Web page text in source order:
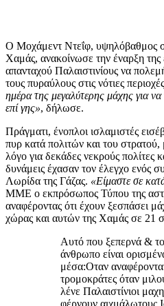
Ο Μοχάμεντ Ντεΐφ, υψηλόβαθμος
Χαμάς, ανακοίνωσε την έναρξη της
απανταχού Παλαιστινίους να
τους πυραύλους στις νότιες
ημέρα της μεγαλύτερης μάχης για να
επί γης», δήλωσε.
Πράγματι, ένοπλοι ισλαμιστές
πυρ κατά πολιτών και του
λόγο για δεκάδες νεκρούς πολίτες
δυνάμεις έχασαν τον έλεγχο ενός
Λωρίδα της Γάζας. «Είμαστε σε
ΜΜΕ ο εκπρόσωπος Τύπου της
αναφέροντας ότι έχουν ξεσπάσει
χώρας και αυτών της Χαμάς σε 21
Αυτό που ξεπερνά &
άνθρωπο είναι
μέσα:Οταν
τρομοκράτες όταν
λένε Παλαιστίνιοι
φέρνουν αιχμάλωτους